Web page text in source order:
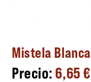
Mistela Blanca
6,65€